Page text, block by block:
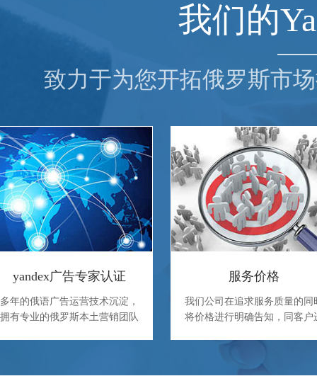
我们的
致力于为您开拓俄罗斯市
yandex广告专家认证
多年的俄语广告运营技术沉淀，
拥有专业的俄罗斯本土营销团队
服务价格
我们公司在追求服务质量的同
将价格进行明确告知，同客户